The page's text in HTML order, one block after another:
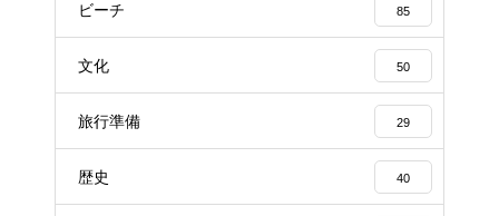
ビーチ 85
文化 50
旅行準備 29
歴史 40